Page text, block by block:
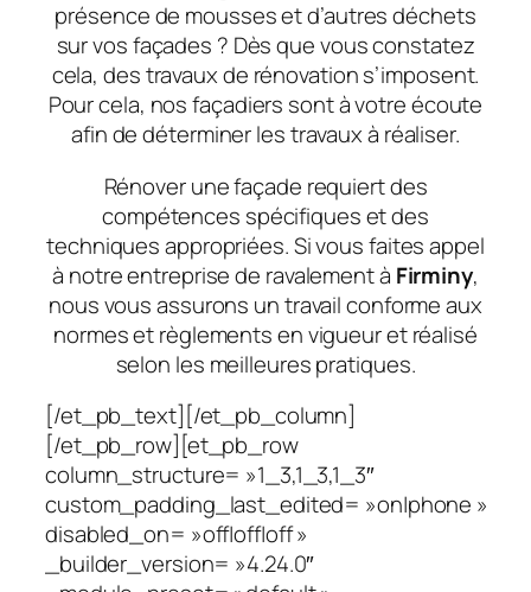
présence de mousses et d’autres déchets
sur vos façades ? Dès que vous constatez
cela, des travaux de rénovation s’imposent.
Pour cela, nos façadiers sont à votre écoute
afin de déterminer les travaux à réaliser.
Rénover une façade requiert des
compétences spécifiques et des
techniques appropriées. Si vous faites appel
à notre entreprise de ravalement à Firminy,
nous vous assurons un travail conforme aux
normes et règlements en vigueur et réalisé
selon les meilleures pratiques.
[/et_pb_text][/et_pb_column]
[/et_pb_row][et_pb_row
column_structure= »1_3,1_3,1_3″
custom_padding_last_edited= »on|phone »
disabled_on= »off|off|off »
_builder_version= »4.24.0″